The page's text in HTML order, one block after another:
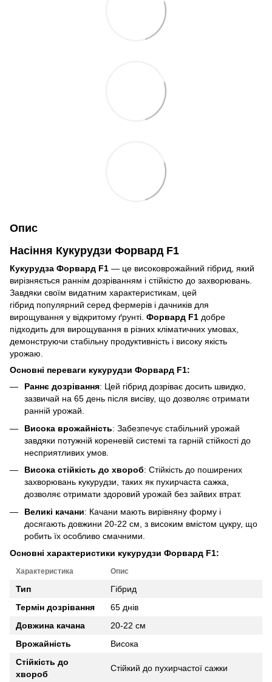
Опис
Насіння Кукурудзи Форвард F1
Кукурудза Форвард F1 — це високоврожайний гібрид, який
вирізняється раннім дозріванням і стійкістю до захворювань.
Завдяки своїм видатним характеристикам, цей
гібрид популярний серед фермерів і дачників для
вирощування у відкритому ґрунті. Форвард F1 добре
підходить для вирощування в різних кліматичних умовах,
демонструючи стабільну продуктивність і високу якість
урожаю.
Основні переваги кукурудзи Форвард F1:
Раннє дозрівання: Цей гібрид дозріває досить швидко,
зазвичай на 65 день після висіву, що дозволяє отримати
ранній урожай.
Висока врожайність: Забезпечує стабільний урожай
завдяки потужній кореневій системі та гарній стійкості до
несприятливих умов.
Висока стійкість до хвороб: Стійкість до поширених
захворювань кукурудзи, таких як пухирчаста сажка,
дозволяє отримати здоровий урожай без зайвих втрат.
Великі качани: Качани мають вирівняну форму і
досягають довжини 20-22 см, з високим вмістом цукру, що
робить їх особливо смачними.
Основні характеристики кукурудзи Форвард F1:
Характеристика Опис
Тип
Гібрид
Термін дозрівання
65 днів
Довжина качана
20-22 см
Врожайність
Висока
Стійкість до
хвороб
Стійкий до пухирчастої сажки